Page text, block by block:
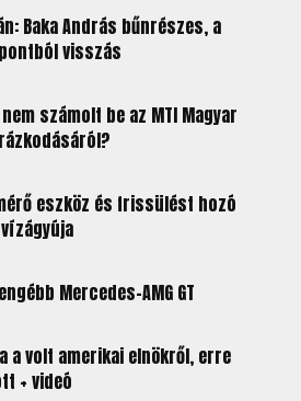
Baka András bűnrészes, a
visszás
számolt be az MTI Magyar
eszköz és frissülést hozó
Mercedes-AMG GT
a volt amerikai elnökről, erre
+ videó